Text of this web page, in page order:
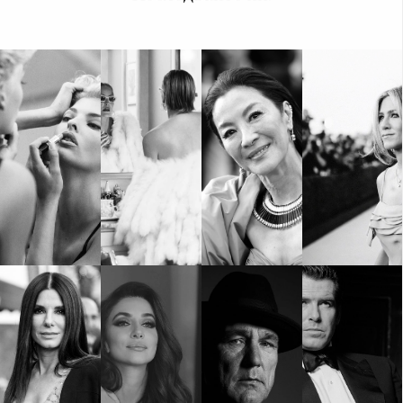
Пътувай
Wellness
СЛЕДВАЙТЕ НИ
Facebook Instagram Twitter
Pinterest
YouTube
Spotify Soundcloud
Ако нашият сайт ви харесва, можете да се абонирате за
седмичния ни нюзлетър тук:
© 2026, HighViewArt | Всички права запазени